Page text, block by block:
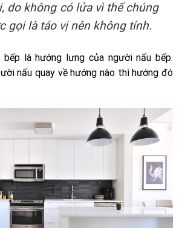
do không có lửa vì thế chúng
gọi là táo vị nên không tính.
bếp là hướng lưng của người nấu bếp.
nấu quay về hướng nào thì hướng đó